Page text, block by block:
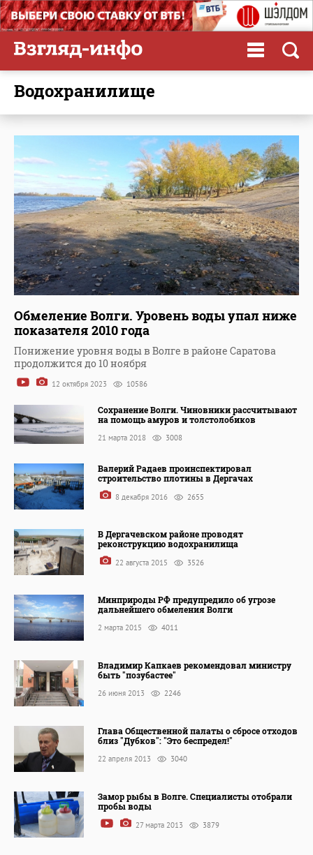
водохранилище
Обмеление Волги. Уровень воды упал ниже
показателя 2010 года
Понижение уровня воды в Волге в районе Саратова
продолжится до 10 ноября
12 октября 2023 10586
Сохранение Волги. Чиновники рассчитывают
на помощь амуров и толстолобиков
21 марта 2018 3008
Валерий Радаев проинспектировал
строительство плотины в Дергачах
8 декабря 2016 2655
В Дергачевском районе проводят
реконструкцию водохранилища
22 августа 2015 3526
Минприроды РФ предупредило об угрозе
дальнейшего обмеления Волги
2 марта 2015 4011
Владимир Капкаев рекомендовал министру
быть "позубастее"
26 июня 2013 2246
Глава Общественной палаты о сбросе отходов
близ "Дубков": "Это беспредел!"
22 апреля 2013 3040
Замор рыбы в Волге. Специалисты отобрали
пробы воды
27 марта 2013 3879